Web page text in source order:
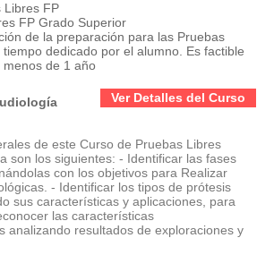
Libres FP
FP Grado Superior
de la preparación para las Pruebas
dedicado por el alumno. Es factible
de 1 año
Ver Detalles del Curso
de este Curso de Pruebas Libres
son los siguientes: - Identificar las fases
con los objetivos para Realizar
- Identificar los tipos de prótesis
sus características y aplicaciones, para
las características
analizando resultados de exploraciones y